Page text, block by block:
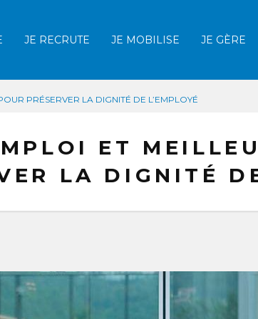
JE RECRUTE JE MOBILISE JE GÈRE
Afficher la
PRÉSERVER LA DIGNITÉ DE L’EMPLOYÉ
ET
LA DIGNITÉ